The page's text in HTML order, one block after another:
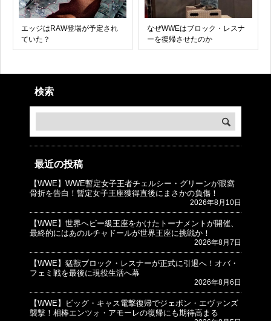
エッジはRAW登場が予定され
ていた？
なぜWWEはブロック・レスナ
ーを復帰させたのか
検索
最近の投稿
【WWE】WWE暫定女子王者チェルシー・グリーンが眼窩
骨折を告白！暫定女子王座獲得直後にまさかの負傷！
2026年8月10日
【WWE】世界ヘビー級王座をかけたトーナメントが開催、
最終的にはあのルチャドールが世界王座に挑戦か！
2026年8月7日
【WWE】猛獣ブロック・レスナーが正式に引退へ！オバ・
フェミ戦を最後に現役生活へ幕
2026年8月6日
【WWE】ビッグ・キャス電撃復帰でジェボン・エヴァンズ
襲撃！相棒エンツォ・アモーレの復帰にも期待高まる
© プロレスJunkie ～WWEの最新情報 USA～